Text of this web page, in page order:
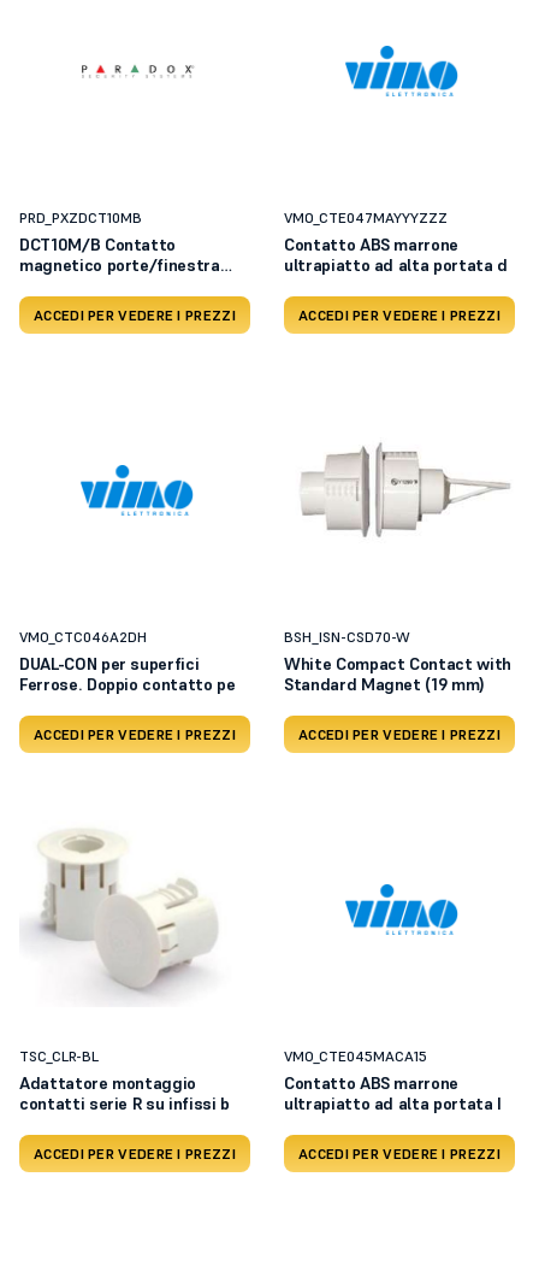
PRD_PXZDCT10MB
DCT10M/B Contatto
magnetico porte/finestra
ACCEDI PER VEDERE I PREZZI
VMO_CTE047MAYYYZZZ
Contatto ABS marrone
ultrapiatto ad alta portata d
ACCEDI PER VEDERE I PREZZI
VMO_CTC046A2DH
DUAL-CON per superfici
Ferrose. Doppio contatto pe
ACCEDI PER VEDERE I PREZZI
BSH_ISN-CSD70-W
White Compact Contact with
Standard Magnet (19 mm)
ACCEDI PER VEDERE I PREZZI
TSC_CLR-BL
Adattatore montaggio
contatti serie R su infissi b
ACCEDI PER VEDERE I PREZZI
VMO_CTE045MACA15
Contatto ABS marrone
ultrapiatto ad alta portata I
ACCEDI PER VEDERE I PREZZI